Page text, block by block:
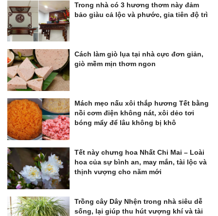
Trong nhà có 3 hương thơm này đảm
bảo giàu cả lộc và phước, gia tiên độ trì
Cách làm giò lụa tại nhà cực đơn giản,
giò mềm mịn thơm ngon
Mách mẹo nấu xôi thắp hương Tết bằng
nồi cơm điện không nát, xôi dẻo tơi
bóng mẩy để lâu không bị khô
Tết này chưng hoa Nhất Chi Mai – Loài
hoa của sự bình an, may mắn, tài lộc và
thịnh vượng cho năm mới
Trồng cây Dây Nhện trong nhà siêu dễ
sống, lại giúp thu hút vượng khí và tài